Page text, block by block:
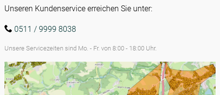
Unseren Kundenservice erreichen Sie unter:
Kundenhotline
0511 / 9999 8038
Unsere Servicezeiten sind Mo. - Fr. von 8:00 - 18:00 Uhr.